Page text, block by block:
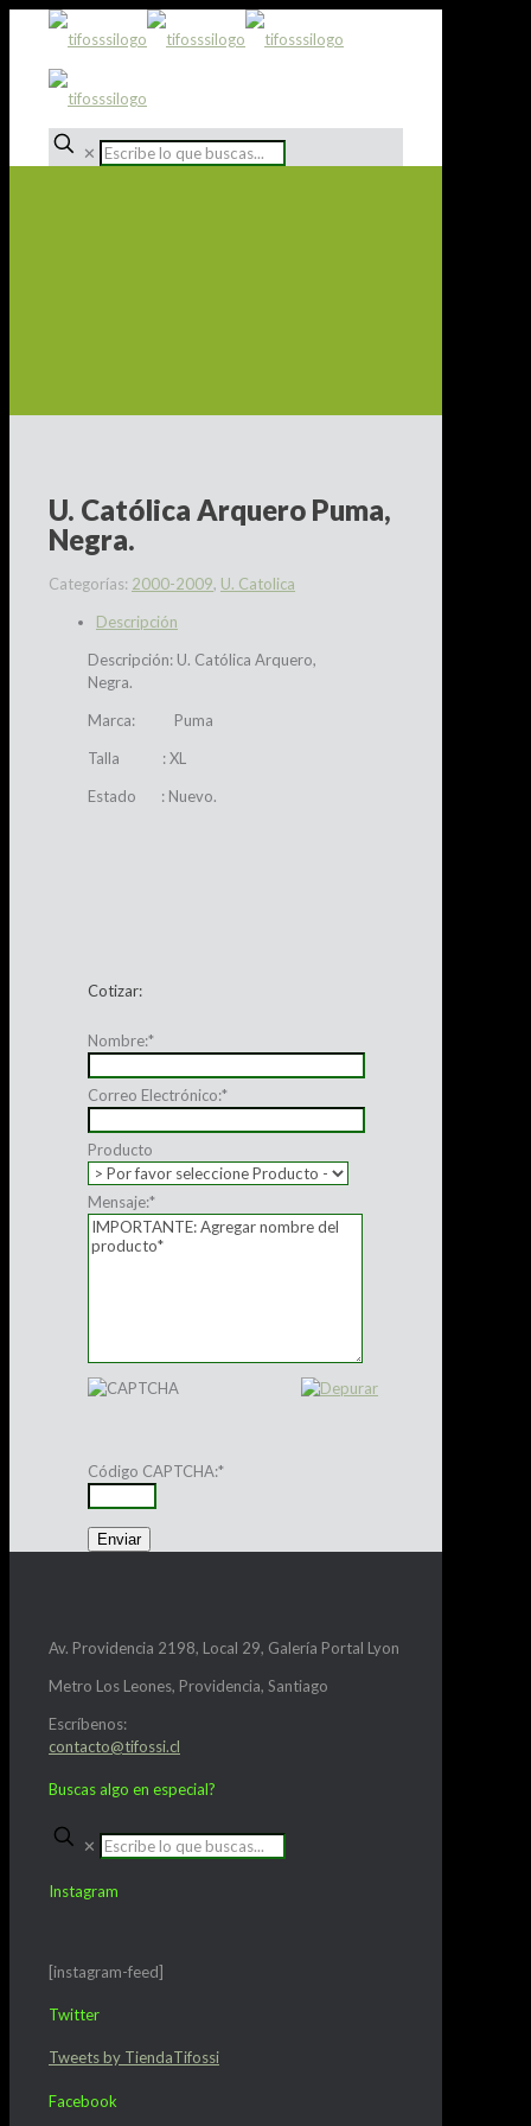
✕
U. Católica Arquero Puma,
Negra.
Categorías: 2000-2009, U. Catolica
Descripción
Descripción: U. Católica Arquero,
Negra.
Marca: Puma
Talla : XL
Estado : Nuevo.
Cotizar:
Nombre:*
Correo Electrónico:*
Producto
Mensaje:*
Código CAPTCHA:*
Av. Providencia 2198, Local 29, Galería Portal Lyon
Metro Los Leones, Providencia, Santiago
Escríbenos:
contacto@tifossi.cl
Buscas algo en especial?
✕
Instagram
[instagram-feed]
Twitter
Tweets by TiendaTifossi
Facebook